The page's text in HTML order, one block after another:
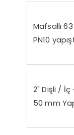
Mafsallı
PN10
2" Dişli / İç
50 mm
Sessiz Nozbart